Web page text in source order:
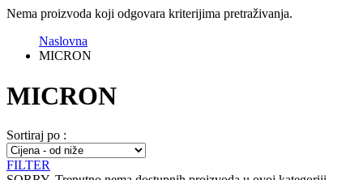
Nema proizvoda koji odgovara kriterijima pretraživanja.
Naslovna
MICRON
MICRON
Sortiraj po :
FILTER